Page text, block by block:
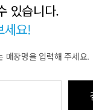
있습니다.
세요!
매장명을 입력해 주세요.